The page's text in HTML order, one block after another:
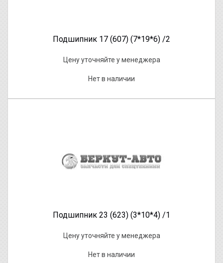
Подшипник 17 (607) (7*19*6) /2
Цену уточняйте у менеджера
Нет в наличии
Подшипник 23 (623) (3*10*4) /1
Цену уточняйте у менеджера
Нет в наличии